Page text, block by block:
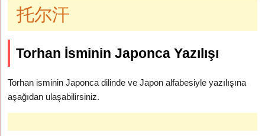
托尔汗
Torhan İsminin Japonca Yazılışı
Torhan isminin Japonca dilinde ve Japon alfabesiyle yazılışına
aşağıdan ulaşabilirsiniz.